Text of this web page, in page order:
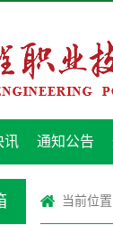
讯 通知公告
当前位